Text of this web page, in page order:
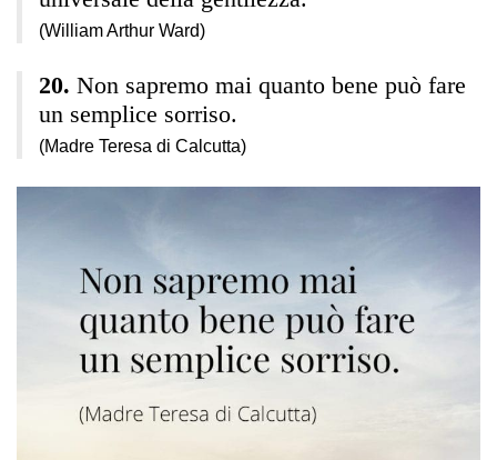
(William Arthur Ward)
Non sapremo mai quanto bene può fare
un semplice sorriso.
(Madre Teresa di Calcutta)